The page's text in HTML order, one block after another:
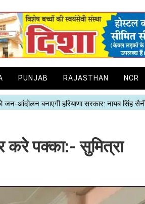
PUNJAB RAJASTHAN NCR
करे पक्का:- सुमित्रा